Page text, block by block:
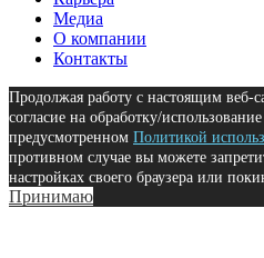
Медиа
О компании
Контакты
Продолжая работу с настоящим веб-
согласие на обработку/
предусмотренном Политикой
противном случае вы можете
настройках своего браузера или
Принимаю